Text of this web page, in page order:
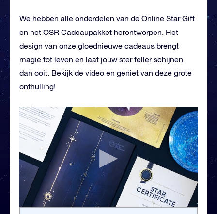
We hebben alle onderdelen van de Online Star Gift
en het OSR Cadeaupakket herontworpen. Het
design van onze gloednieuwe cadeaus brengt
magie tot leven en laat jouw ster feller schijnen
dan ooit. Bekijk de video en geniet van deze grote
onthulling!